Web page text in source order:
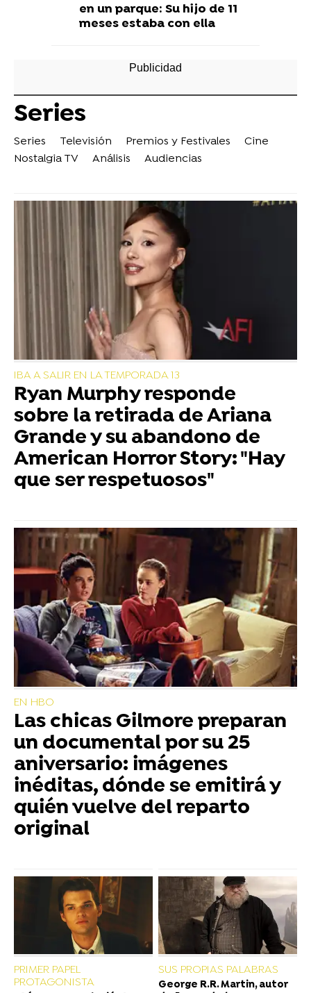
en un parque: Su hijo de 11
meses estaba con ella
Series
Series Televisión Premios y Festivales
Cine
Nostalgia TV
Análisis Audiencias
IBA A SALIR EN LA TEMPORADA 13
Ryan Murphy responde
sobre la retirada de Ariana
Grande y su abandono de
American Horror Story: "Hay
que ser respetuosos"
EN HBO
Las chicas Gilmore preparan
un documental por su 25
aniversario: imágenes
inéditas, dónde se emitirá y
quién vuelve del reparto
original
PRIMER PAPEL
PROTAGONISTA
SUS PROPIAS PALABRAS
George R.R. Martin, autor